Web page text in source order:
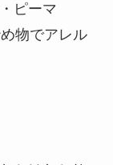
ピーマ
物でアレル